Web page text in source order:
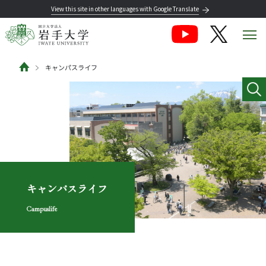
View this site in other languages with Google Translate
キャンパスライフ
キャンパスライフ
Campuslife